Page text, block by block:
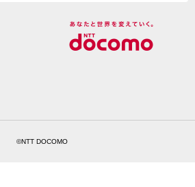
©NTT DOCOMO